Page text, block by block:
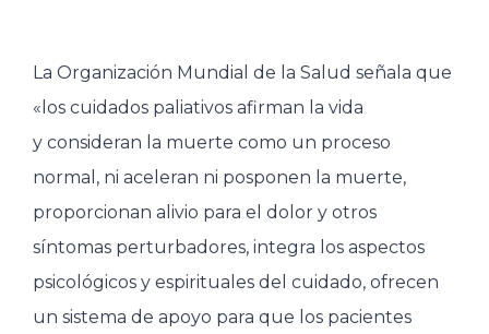
La Organización Mundial de la Salud señala que
«los cuidados paliativos afirman la vida
y consideran la muerte como un proceso
normal, ni aceleran ni posponen la muerte,
proporcionan alivio para el dolor y otros
síntomas perturbadores, integra los aspectos
psicológicos y espirituales del cuidado, ofrecen
un sistema de apoyo para que los pacientes